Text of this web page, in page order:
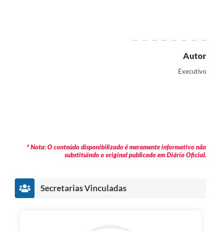
Autor
Executivo
* Nota: O conteúdo disponibilizado é meramente informativo não
substituindo o original publicado em Diário Oficial.
Secretarias Vinculadas